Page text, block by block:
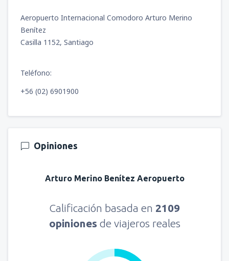
Aeropuerto Internacional Comodoro Arturo Merino
Benítez
Casilla 1152, Santiago
Teléfono:
+56 (02) 6901900
Opiniones
Arturo Merino Benítez Aeropuerto
Calificación basada en 2109
opiniones de viajeros reales